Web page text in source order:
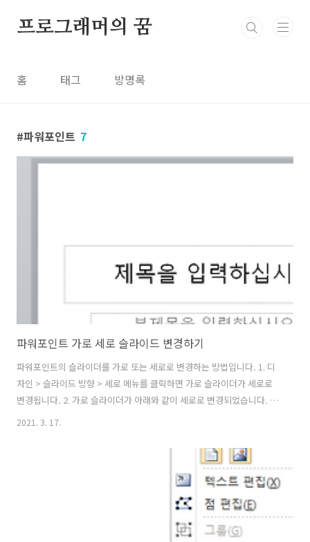
프로그래머의 꿈
홈 태그 방명록
파워포인트 7
파워포인트 가로 세로 슬라이드 변경하기
파워포인트의 슬라이더를 가로 또는 세로로 변경하는 방법입니다. 1. 디
자인 > 슬라이드 방향 > 세로 메뉴를 클릭하면 가로 슬라이더가 세로로
변경됩니다. 2. 가로 슬라이더가 아래와 같이 세로로 변경되었습니다. ※
파워포인트의 기본 슬라이드 크기가 아닌 사용자 크기는 디자인 > 페이
화면에서 원하는 화면의 크기를 지정하면됩니다.
2021. 3. 17.